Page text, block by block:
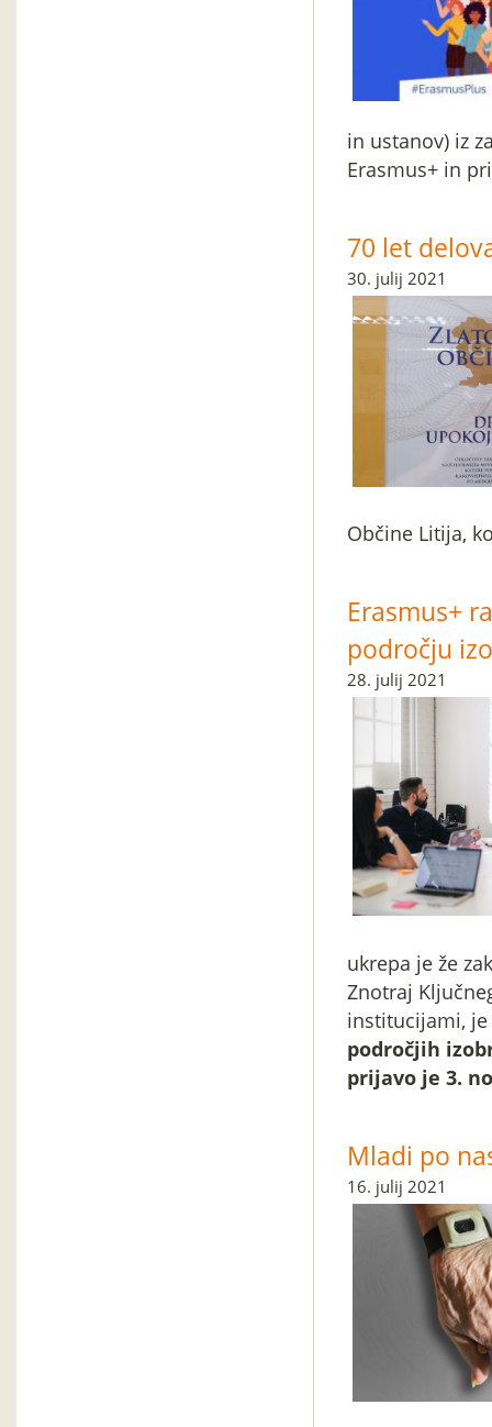
in ustanov) iz
Erasmus+ in
70 let
30. julij 2021
Občine Litija,
Erasmus+
področju
28. julij 2021
ukrepa je že
Znotraj
institucijami,
področjih
prijavo je 3.
Mladi po
16. julij 2021